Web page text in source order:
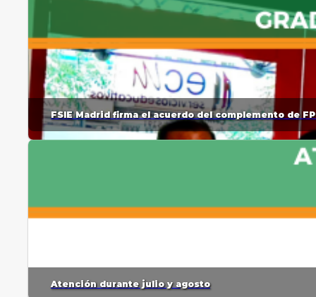
FSIE Madrid firma el acuerdo del complemento de
Atención durante julio y agosto